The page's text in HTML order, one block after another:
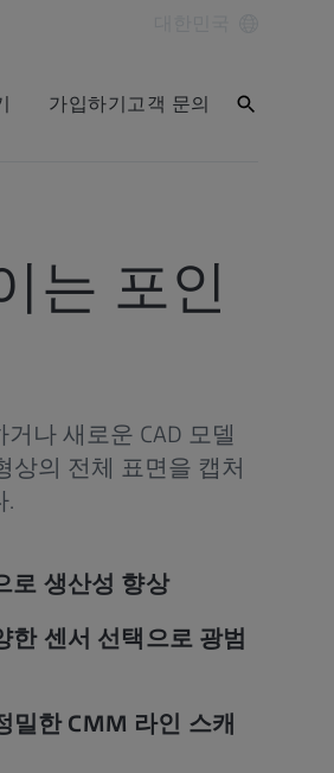
가입하기고객 문의
는 포인
나 새로운 CAD 모델
상의 전체 표면을 캡처
.
로 생산성 향상
센서 선택으로 광범
밀한 CMM 라인 스캐